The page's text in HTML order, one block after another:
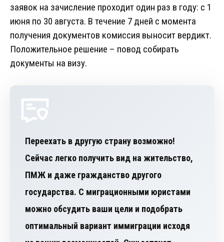
заявок на зачисление проходит один раз в году: с 1
июня по 30 августа. В течение 7 дней с момента
получения документов комиссия выносит вердикт.
Положительное решение – повод собирать
документы на визу.
Переехать в другую страну возможно!
Сейчас легко получить вид на жительство,
ПМЖ и даже гражданство другого
государства. С миграционными юристами
можно обсудить ваши цели и подобрать
оптимальный вариант иммиграции исходя